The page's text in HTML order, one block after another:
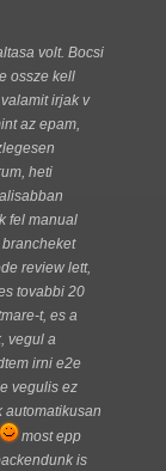
volt. Bocsi
ossze kell
irjak v
az epam,
heti
fel manual
review lett,
tovabbi 20
t, es a
vegul a
irni e2e
vegulis ez
automatikusan
most epp
is